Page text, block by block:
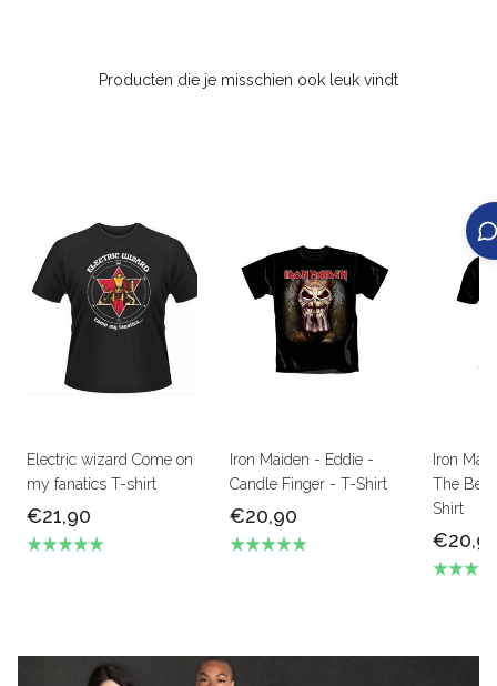
Producten die je misschien ook leuk vindt
Electric wizard Come on
my fanatics T-shirt
€21,90
Iron Maiden - Eddie -
Candle Finger - T-Shirt
€20,90
Iron
The
Shirt